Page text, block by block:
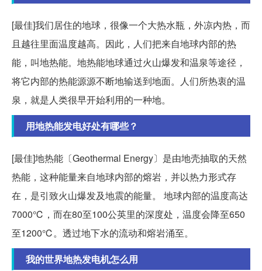
[最佳]我们居住的地球，很像一个大热水瓶，外凉内热，而
且越往里面温度越高。因此，人们把来自地球内部的热
能，叫地热能。地热能地球通过火山爆发和温泉等途径，
将它内部的热能源源不断地输送到地面。人们所热衷的温
泉，就是人类很早开始利用的一种地。
用地热能发电好处有哪些？
[最佳]地热能〔Geothermal Energy〕是由地壳抽取的天然
热能，这种能量来自地球内部的熔岩，并以热力形式存
在，是引致火山爆发及地震的能量。 地球内部的温度高达
7000℃，而在80至100公英里的深度处，温度会降至650
至1200℃。透过地下水的流动和熔岩涌至。
我的世界地热发电机怎么用